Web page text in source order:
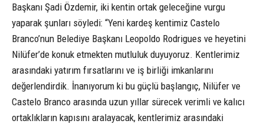
Başkanı Şadi Özdemir, iki kentin ortak geleceğine vurgu
yaparak şunları söyledi: “Yeni kardeş kentimiz Castelo
Branco’nun Belediye Başkanı Leopoldo Rodrigues ve heyetini
Nilüfer’de konuk etmekten mutluluk duyuyoruz. Kentlerimiz
arasındaki yatırım fırsatlarını ve iş birliği imkanlarını
değerlendirdik. İnanıyorum ki bu güçlü başlangıç, Nilüfer ve
Castelo Branco arasında uzun yıllar sürecek verimli ve kalıcı
ortaklıkların kapısını aralayacak, kentlerimiz arasındaki